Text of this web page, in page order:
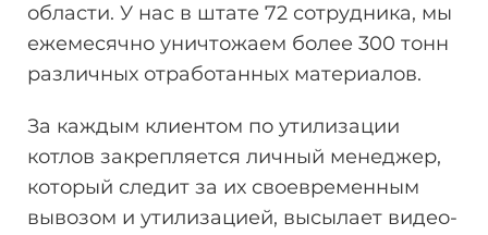
области. У нас в штате 72 сотрудника, мы
ежемесячно уничтожаем более 300 тонн
различных отработанных материалов.
За каждым клиентом по утилизации
котлов закрепляется личный менеджер,
который следит за их своевременным
вывозом и утилизацией, высылает видео-